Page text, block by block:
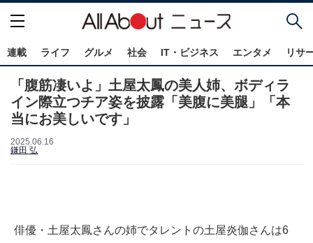
連載 ライフ グルメ 社会 IT・ビジネス エンタメ リサ
「腹筋凄いよ」土屋太鳳の美人姉、ボディラ
イン際立つチア姿を披露「美腹に美腿」「本
当にお美しいです」
2025.06.16
鎌田 弘
俳優・土屋太鳳さんの姉でタレントの土屋炎伽さんは6